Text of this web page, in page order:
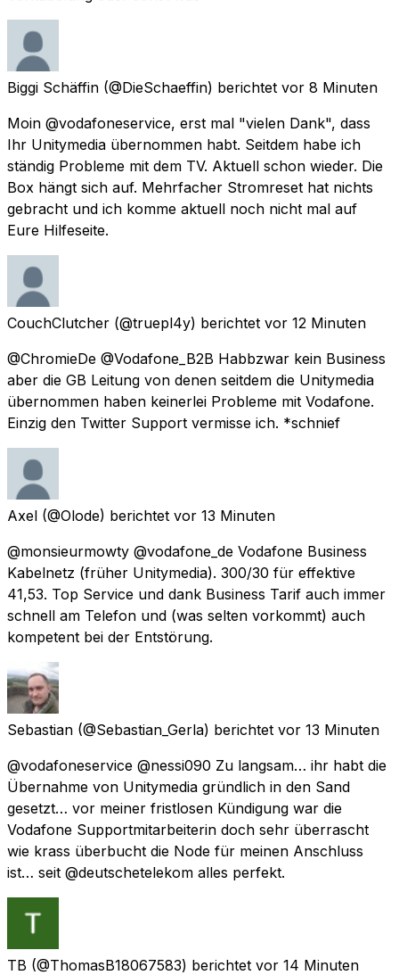
Biggi Schäffin (@DieSchaeffin) berichtet vor 8 Minuten
Moin @vodafoneservice, erst mal "vielen Dank", dass
Ihr Unitymedia übernommen habt. Seitdem habe ich
ständig Probleme mit dem TV. Aktuell schon wieder. Die
Box hängt sich auf. Mehrfacher Stromreset hat nichts
gebracht und ich komme aktuell noch nicht mal auf
Eure Hilfeseite.
CouchClutcher (@truepl4y) berichtet vor 12 Minuten
@ChromieDe @Vodafone_B2B Habbzwar kein Business
aber die GB Leitung von denen seitdem die Unitymedia
übernommen haben keinerlei Probleme mit Vodafone.
Einzig den Twitter Support vermisse ich. *schnief
Axel (@Olode) berichtet vor 13 Minuten
@monsieurmowty @vodafone_de Vodafone Business
Kabelnetz (früher Unitymedia). 300/30 für effektive
41,53. Top Service und dank Business Tarif auch immer
schnell am Telefon und (was selten vorkommt) auch
kompetent bei der Entstörung.
Sebastian (@Sebastian_Gerla) berichtet vor 13 Minuten
@vodafoneservice @nessi090 Zu langsam… ihr habt die
Übernahme von Unitymedia gründlich in den Sand
gesetzt… vor meiner fristlosen Kündigung war die
Vodafone Supportmitarbeiterin doch sehr überrascht
wie krass überbucht die Node für meinen Anschluss
ist… seit @deutschetelekom alles perfekt.
TB (@ThomasB18067583) berichtet vor 14 Minuten